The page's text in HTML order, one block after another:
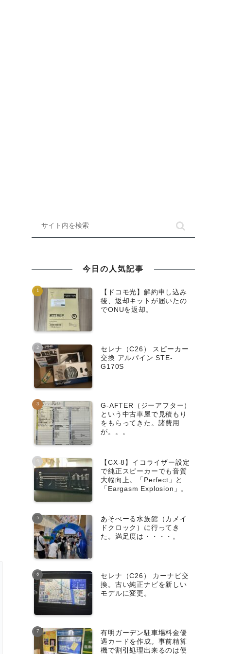
今日の人気記事
【ドコモ光】解約申し込み
後、返却キットが届いたの
でONUを返却。
セレナ（C26） スピーカー
交換 アルパイン STE-
G170S
G-AFTER（ジーアフター）
という中古車屋で見積もり
をもらってきた。諸費用
が。。。
【CX-8】イコライザー設定
で純正スピーカーでも音質
大幅向上。「Perfect」と
「Eargasm Explosion」。
あそべーる水族館（カメイ
ドクロック）に行ってき
た。満足度は・・・・。
セレナ（C26） カーナビ交
換。古い純正ナビを新しい
モデルに変更。
有明ガーデン駐車場料金優
遇カードを作成。事前精算
機で割引処理出来るのは便